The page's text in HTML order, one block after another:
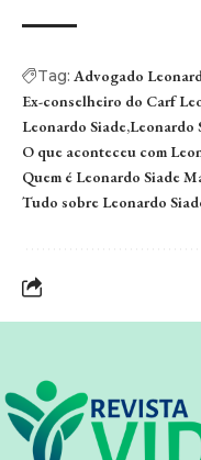
Tag: Advogado
Ex-conselheiro do Carf
Leonardo Siade Leonardo
O que aconteceu com
Quem é Leonardo Siade
Tudo sobre Leonardo